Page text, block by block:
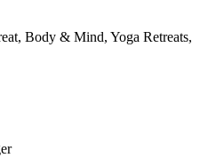
Body & Mind, Yoga Retreats,